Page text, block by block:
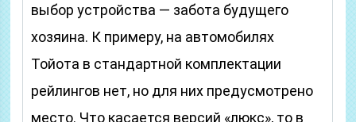
выбор устройства — забота будущего
хозяина. К примеру, на автомобилях
Тойота в стандартной комплектации
рейлингов нет, но для них предусмотрено
место. Что касается версий «люкс», то в